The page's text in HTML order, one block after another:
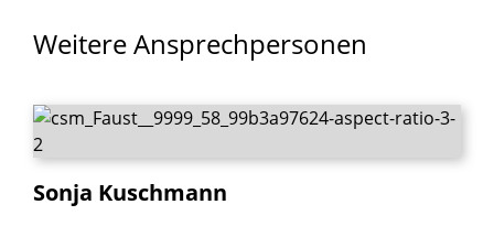
WeitereAnsprechpersonen
Sonja Kuschmann